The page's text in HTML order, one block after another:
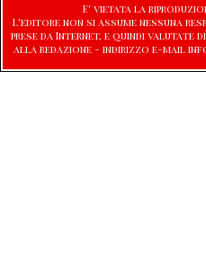
E' vietata la
L'editore non si assume nessuna
prese da Internet, e quindi
alla redazione - indirizzo e-mail